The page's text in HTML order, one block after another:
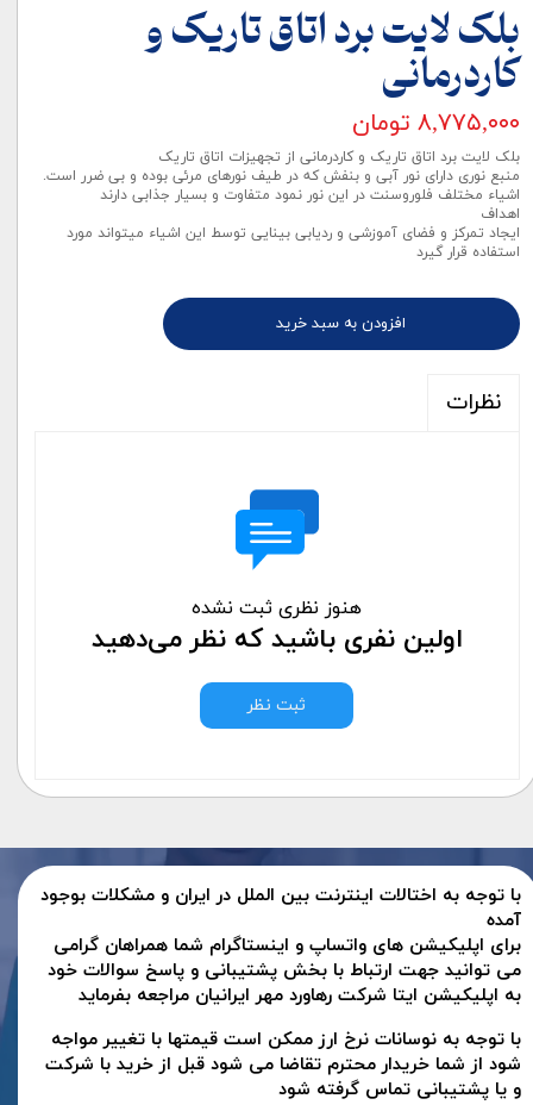
بلک لایت برد اتاق تاریک و
کاردرمانی
۸,۷۷۵,۰۰۰ تومان
بلک لایت برد اتاق تاریک و کاردرمانی از تجهیزات اتاق تاریک
منبع نوری دارای نور آبی و بنفش که در طیف نورهای مرئی بوده و بی ضرر است.
اشیاء مختلف فلوروسنت در این نور نمود متفاوت و بسیار جذابی دارند
اهداف
ایجاد تمرکز و فضای آموزشی و ردیابی بینایی توسط این اشیاء میتواند مورد
استفاده قرار گیرد
افزودن به سبد خرید
نظرات
هنوز نظری ثبت نشده
اولین نفری باشید که نظر می‌دهید
ثبت نظر
با توجه به اختالات اینترنت بین الملل در ایران و مشکلات بوجود
آمده
برای اپلیکیشن های واتساپ و اینستاگرام شما همراهان گرامی
می توانید جهت ارتباط با بخش پشتیبانی و پاسخ سوالات خود
به اپلیکیشن ایتا شرکت رهاورد مهر ایرانیان مراجعه بفرماید
با توجه به نوسانات نرخ ارز ممکن است قیمتها با تغییر مواجه
شود از شما خریدار محترم تقاضا می شود قبل از خرید با شرکت
و یا پشتیبانی تماس گرفته شود